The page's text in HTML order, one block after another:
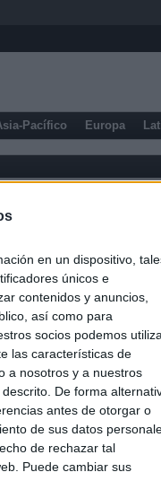
en un dispositivo,
únicos e
contenidos y anuncios,
así como para
socios podemos
las características de
a nosotros y a nuestros
De forma
antes de otorgar o
de sus datos
de rechazar tal
Puede cambiar sus
Pacífico Europa